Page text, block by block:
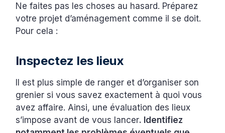
Ne faites pas les choses au hasard. Préparez
votre projet d’aménagement comme il se doit.
Pour cela :
Inspectez les lieux
Il est plus simple de ranger et d’organiser son
grenier si vous savez exactement à quoi vous
avez affaire. Ainsi, une évaluation des lieux
s’impose avant de vous lancer. Identifiez